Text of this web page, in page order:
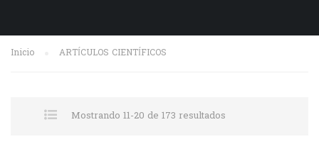
Inicio ARTÍCULOS CIENTÍFICOS
Mostrando 11-20 de 173 resultados